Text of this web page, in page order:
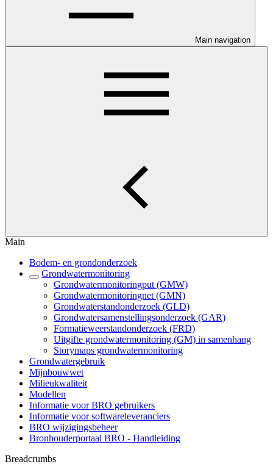
Main navigation
Main
Bodem- en grondonderzoek
Grondwatermonitoring
Grondwatermonitoringput (GMW)
Grondwatermonitoringnet (GMN)
Grondwaterstandonderzoek (GLD)
Grondwatersamenstellingsonderzoek (GAR)
Formatieweerstandonderzoek (FRD)
Uitgifte grondwatermonitoring (GM) in samenhang
Storymaps grondwatermonitoring
Grondwatergebruik
Mijnbouwwet
Milieukwaliteit
Modellen
Informatie voor BRO gebruikers
Informatie voor softwareleveranciers
BRO wijzigingsbeheer
Bronhouderportaal BRO - Handleiding
Breadcrumbs